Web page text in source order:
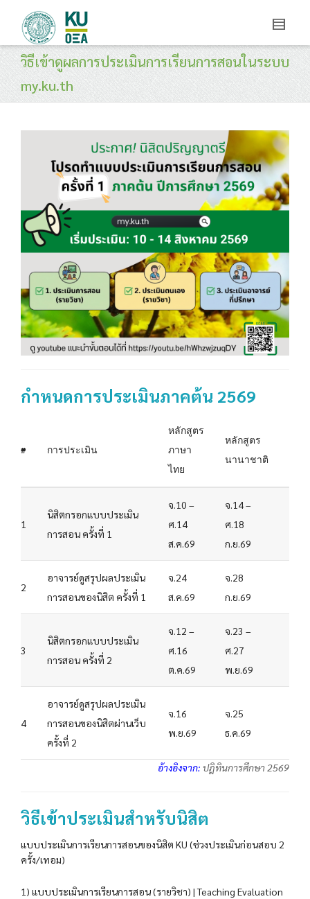
วิธีเข้าดูผลการประเมินการเรียนการสอนในระบบ
my.ku.th
กำหนดการประเมินภาคต้น 2569
# การประเมิน
หลักสูตร
ภาษา
ไทย
หลักสูตร
นานาชาติ
1
นิสิตกรอกแบบประเมิน
การสอน ครั้งที่ 1
จ.10 –
ศ.14
ส.ค.69
จ.14 –
ศ.18
ก.ย.69
2
อาจารย์ดูสรุปผลประเมิน
การสอนของนิสิต ครั้งที่ 1
จ.24
ส.ค.69
จ.28
ก.ย.69
3
นิสิตกรอกแบบประเมิน
การสอน ครั้งที่ 2
จ.12 –
ศ.16
ต.ค.69
จ.23 –
ศ.27
พ.ย.69
4
อาจารย์ดูสรุปผลประเมิน
การสอนของนิสิตผ่านเว็บ
ครั้งที่ 2
จ.16
พ.ย.69
จ.25
ธ.ค.69
อ้างอิงจาก: ปฎิทินการศึกษา 2569
วิธีเข้าประเมินสำหรับนิสิต
แบบประเมินการเรียนการสอนของนิสิต KU (ช่วงประเมินก่อนสอบ 2
ครั้ง/เทอม)
1) แบบประเมินการเรียนการสอน (รายวิชา) | Teaching Evaluation